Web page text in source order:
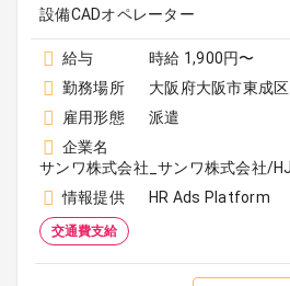
設備CADオペレーター
給与
時給 1,900円〜
勤務場所
大阪府大阪市東成区
雇用形態
派遣
企業名
サンワ株式会社_サンワ株式会社/
情報提供
HR Ads Platform
交通費支給